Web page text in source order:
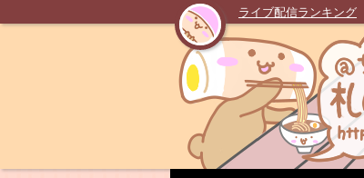
ライブ配信ランキング